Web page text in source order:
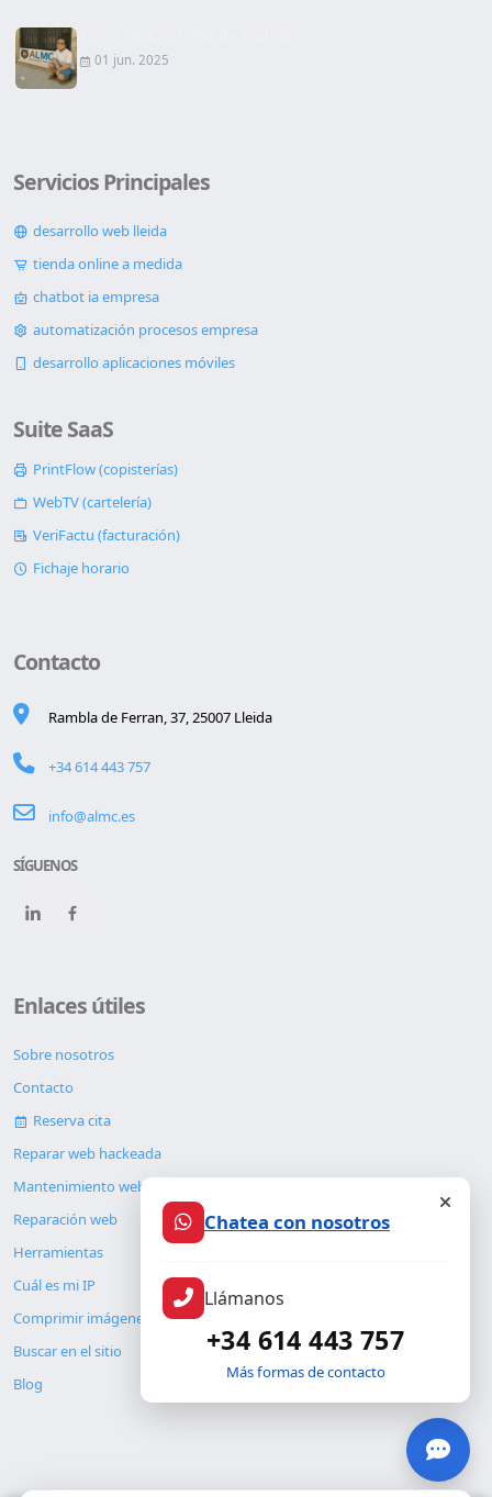
01 jun. 2025
Servicios Principales
desarrollo web lleida
tienda online a medida
chatbot ia empresa
automatización procesos empresa
desarrollo aplicaciones móviles
Suite SaaS
PrintFlow (copisterías)
WebTV (cartelería)
VeriFactu (facturación)
Fichaje horario
Contacto
Rambla de Ferran, 37, 25007 Lleida
+34 614 443 757
info@almc.es
SÍGUENOS
Enlaces útiles
Sobre nosotros
Contacto
Reserva cita
Reparar web hackeada
Mantenimiento web
Reparación web
Herramientas
Cuál es mi IP
Comprimir imágenes
Buscar en el sitio
Blog
Chatea con nosotros
Llámanos
+34 614 443 757
Más formas de contacto